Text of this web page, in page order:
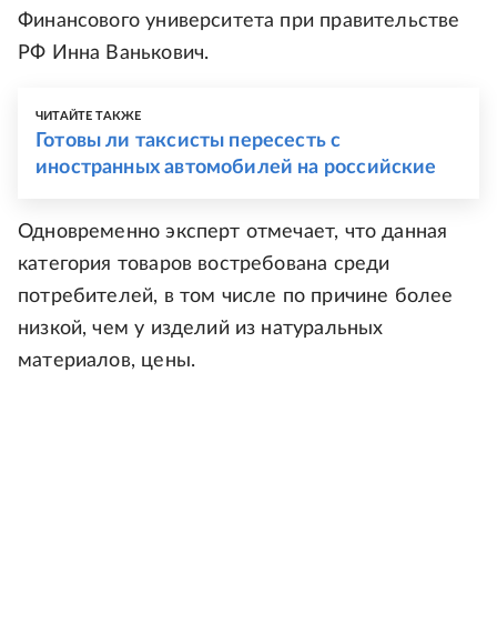
Финансового университета при правительстве
РФ Инна Ванькович.
ЧИТАЙТЕ ТАКЖЕ
Готовы ли таксисты пересесть с
иностранных автомобилей на российские
Одновременно эксперт отмечает, что данная
категория товаров востребована среди
потребителей, в том числе по причине более
низкой, чем у изделий из натуральных
материалов, цены.